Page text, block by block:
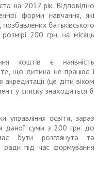
на 2017 рік. Відповідно
форми навчання, які
батьківського
200 грн. на місяць
коштів є наявність
що дитина не працює і
(це діти віком
у списку знаходиться 8
управління освіти, зараз
даної суми з 200 грн. до
бути розглянута та
ради під час формування